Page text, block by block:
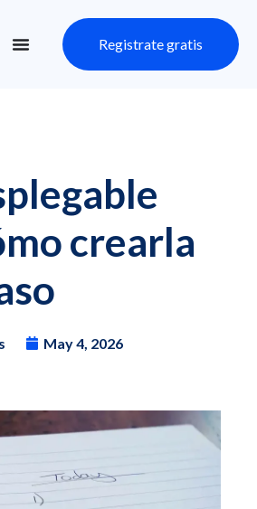
Registrate gratis
crearla
May 4, 2026